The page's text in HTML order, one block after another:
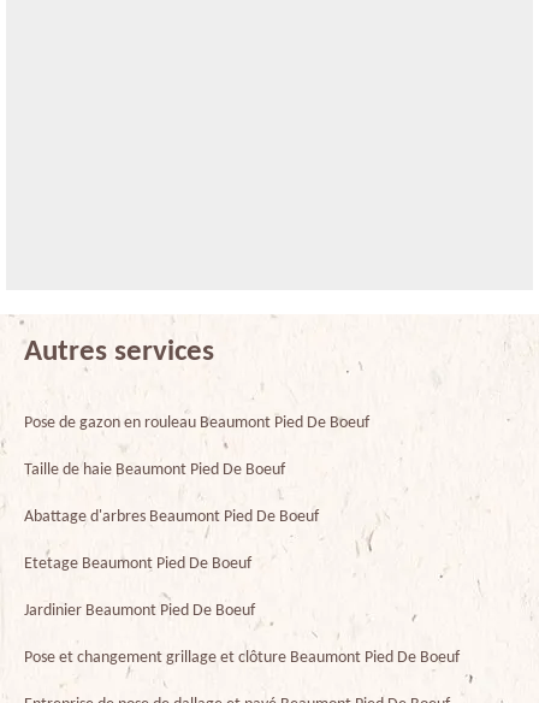
Autres services
Pose de gazon en rouleau Beaumont Pied De Boeuf
Taille de haie Beaumont Pied De Boeuf
Abattage d'arbres Beaumont Pied De Boeuf
Etetage Beaumont Pied De Boeuf
Jardinier Beaumont Pied De Boeuf
Pose et changement grillage et clôture Beaumont Pied De Boeuf